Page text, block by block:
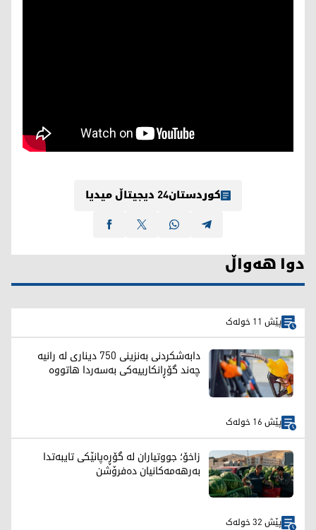
کوردستان24 دیجیتاڵ میدیا
دوا هەواڵ
پێش 11 خولەک
دابەشکردنی بەنزینی 750 دیناری لە رانیە
چه‌ند گۆڕانكارییه‌كی بەسەردا هاتووە
پێش 16 خولەک
زاخۆ؛ جووتیاران لە گۆڕەپانێکی تایبەتدا
بەرهەمەکانیان دەفرۆشن
پێش 32 خولەک